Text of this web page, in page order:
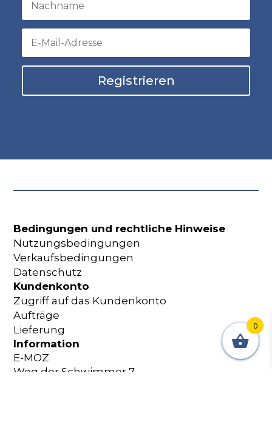
Registrieren
Bedingungen und rechtliche Hinweise
Nutzungsbedingungen
Verkaufsbedingungen
Datenschutz
Kundenkonto
Zugriff auf das Kundenkonto
Aufträge
Lieferung
Information
E-MOZ
Weg der Schwimmer 7
0